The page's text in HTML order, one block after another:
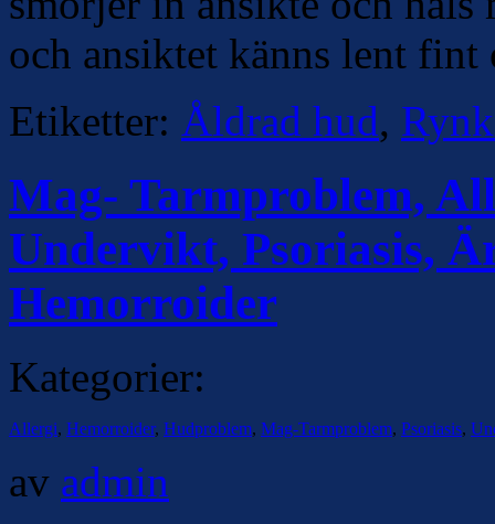
och ansiktet känns lent fint
Etiketter: Åldrad hud,
Mag- Tarmproblem,
Undervikt, Psoriasis,
Hemorroider
Kategorier:
Allergi, Hemorroider, Hudproblem, Mag-Tarmproblem, Psoriasis,
av admin